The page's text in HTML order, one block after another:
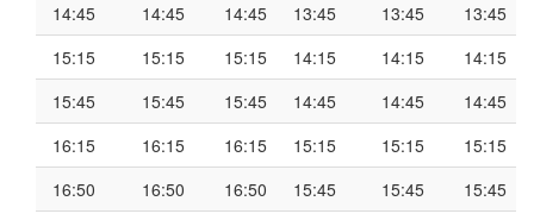
14:45
14:45 14:45 13:45 13:45
13:45
15:15
15:15 15:15 14:15 14:15
14:15
15:45
15:45 15:45 14:45 14:45
14:45
16:15
16:15 16:15 15:15 15:15
15:15
16:50
16:50 16:50 15:45 15:45
15:45